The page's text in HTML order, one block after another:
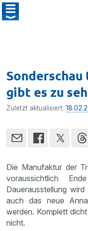
Sonderschau
gibt es zu
Zuletzt aktualisiert:
Die Manufaktur der
voraussichtlich
Dauerausstellung
auch das neue
werden. Komplett
nicht.